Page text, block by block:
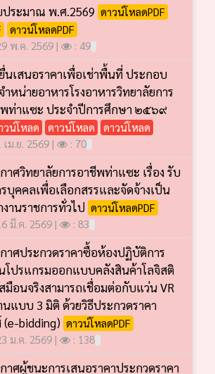
ประมาณ พ.ศ.2569 ดาวน์โหลดPDF
ดาวน์โหลดPDF
พ.ค. 2569 |
: 49
นเสนอราคาเพื่อเช่าพื้นที่ ประกอบ
ำหน่ายอาหารโรงอาหารวิทยาลัยการ
ท่าแซะ ประจำปีการศึกษา ๒๕๖๙
วน์โหลด ดาวน์โหลด
ดาวน์โหลด
ม.ย. 2569 |
: 70
าศวิทยาลัยการอาชีพท่าแซะ เรื่อง รับ
บุคคลเพื่อเลือกสรรและจัดจ้างเป็น
านราชการทั่วไป ดาวน์โหลดPDF
มี.ค. 2569 |
: 83
าศประกวดราคาซื้อห้องปฏิบัติการ
โปรแกรมออกแบบคลังสินค้าโลจิสติ
มือนจริงสามารถเชื่อมต่อกับแว่น VR
นแบบ 3 มิติ ด้วยวิธีประกวดราคา
bidding) ดาวน์โหลดPDF
ม.ค. 2569 |
: 138
าศผู้ชนะการเสนอราคาประกวดราคา